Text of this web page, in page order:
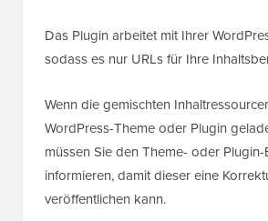
Das Plugin arbeitet mit Ihrer
sodass es nur URLs für Ihre
Wenn die gemischten
WordPress-Theme oder Plugin
müssen Sie den Theme- oder
informieren, damit dieser eine
veröffentlichen kann.